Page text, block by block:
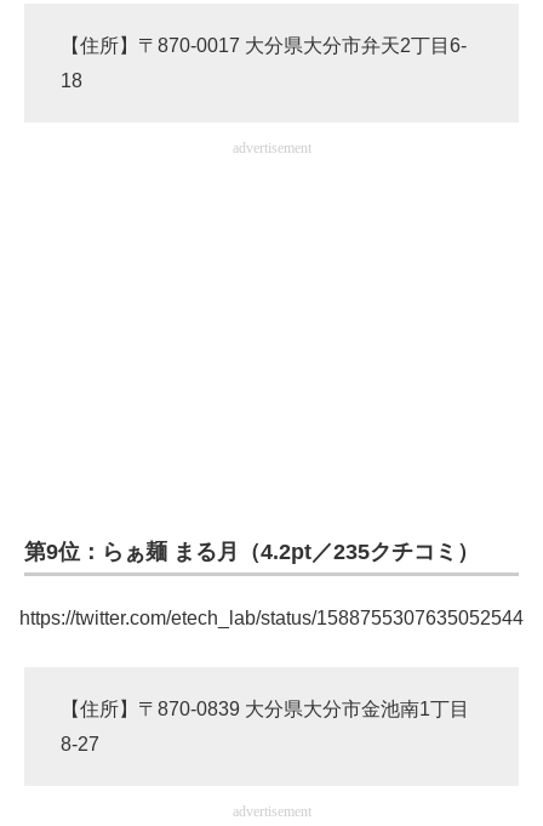
【住所】〒870-0017 大分県大分市弁天2丁目6-
18
advertisement
第9位：らぁ麺 まる月（4.2pt／235クチコミ）
https://twitter.com/etech_lab/status/1588755307635052544
【住所】〒870-0839 大分県大分市金池南1丁目
8-27
advertisement